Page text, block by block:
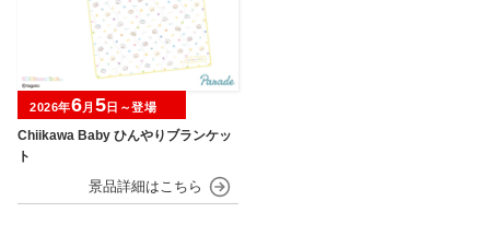
Chiikawa Baby ひんやりブランケッ
ト
2026年6月 5 日～登場